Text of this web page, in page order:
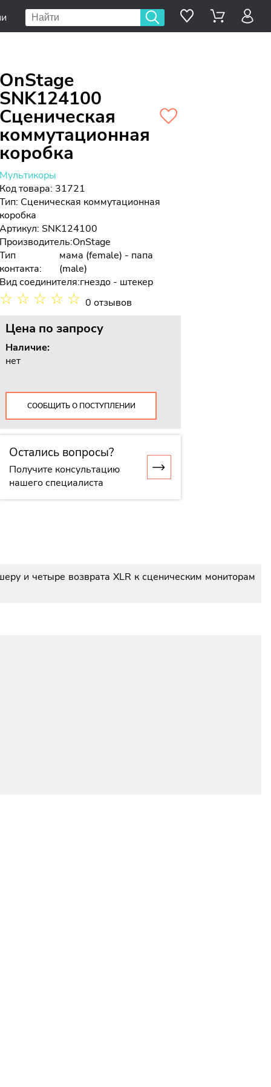
OnStage
SNK124100
Сценическая
коммутационная
коробка
Мультикоры
Код товара: 31721
Тип: Сценическая коммутационная
коробка
Артикул: SNK124100
Производитель:OnStage
Тип
контакта:
мама (female) - папа
(male)
Вид соединителя:гнездо - штекер
☆ ☆ ☆ ☆ ☆ 0 отзывов
Цена по запросу
Наличие:
нет
СООБЩИТЬ О ПОСТУПЛЕНИИ
Остались вопросы?
Получите консультацию
нашего специалиста
и четыре возврата XLR к сценическим мониторам